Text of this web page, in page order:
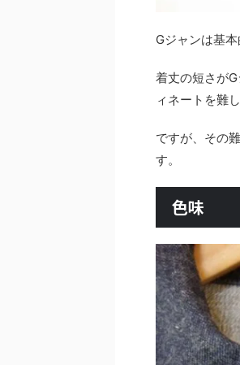
Gジャンは基
着丈の短さが
ィネートを難
ですが、その
す。
色味